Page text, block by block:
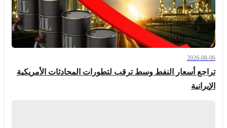
2026-08-06
تراجع أسعار النفط وسط ترقب لتطورات المحادثات الأمريكية
الإيرانية